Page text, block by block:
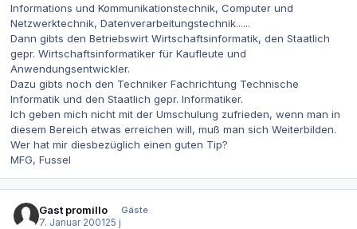
Informations und Kommunikationstechnik, Computer und
Netzwerktechnik, Datenverarbeitungstechnik......
Dann gibts den Betriebswirt Wirtschaftsinformatik, den Staatlich
gepr. Wirtschaftsinformatiker für Kaufleute und
Anwendungsentwickler.
Dazu gibts noch den Techniker Fachrichtung Technische
Informatik und den Staatlich gepr. Informatiker.
Ich geben mich nicht mit der Umschulung zufrieden, wenn man in
diesem Bereich etwas erreichen will, muß man sich Weiterbilden.
Wer hat mir diesbezüglich einen guten Tip?
MFG, Fussel
Gast promillo
Gäste
7. Januar 200125 j